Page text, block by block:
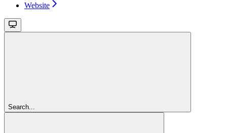
Website
Search...